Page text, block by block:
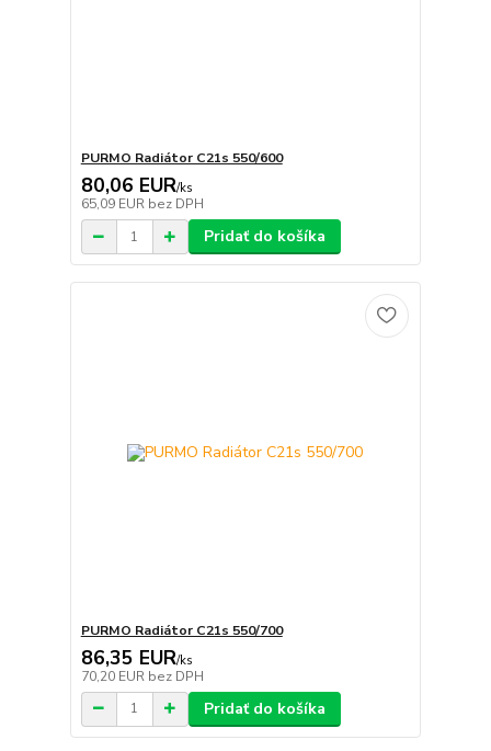
PURMO Radiátor C21s 550/600
80,06 EUR/ks
65,09 EUR bez DPH
Pridať do košíka
PURMO Radiátor C21s 550/700
86,35 EUR/ks
70,20 EUR bez DPH
Pridať do košíka